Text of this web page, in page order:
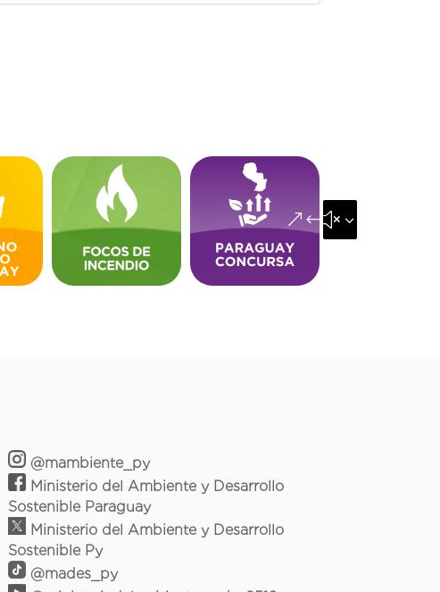
&#x35;
@mambiente_py
Ministerio del Ambiente y Desarrollo
Sostenible Paraguay
Ministerio del Ambiente y Desarrollo
Sostenible Py
@mades_py